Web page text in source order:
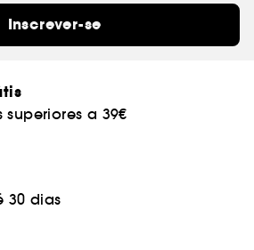
Inscrever-se
a 39€
30 dias